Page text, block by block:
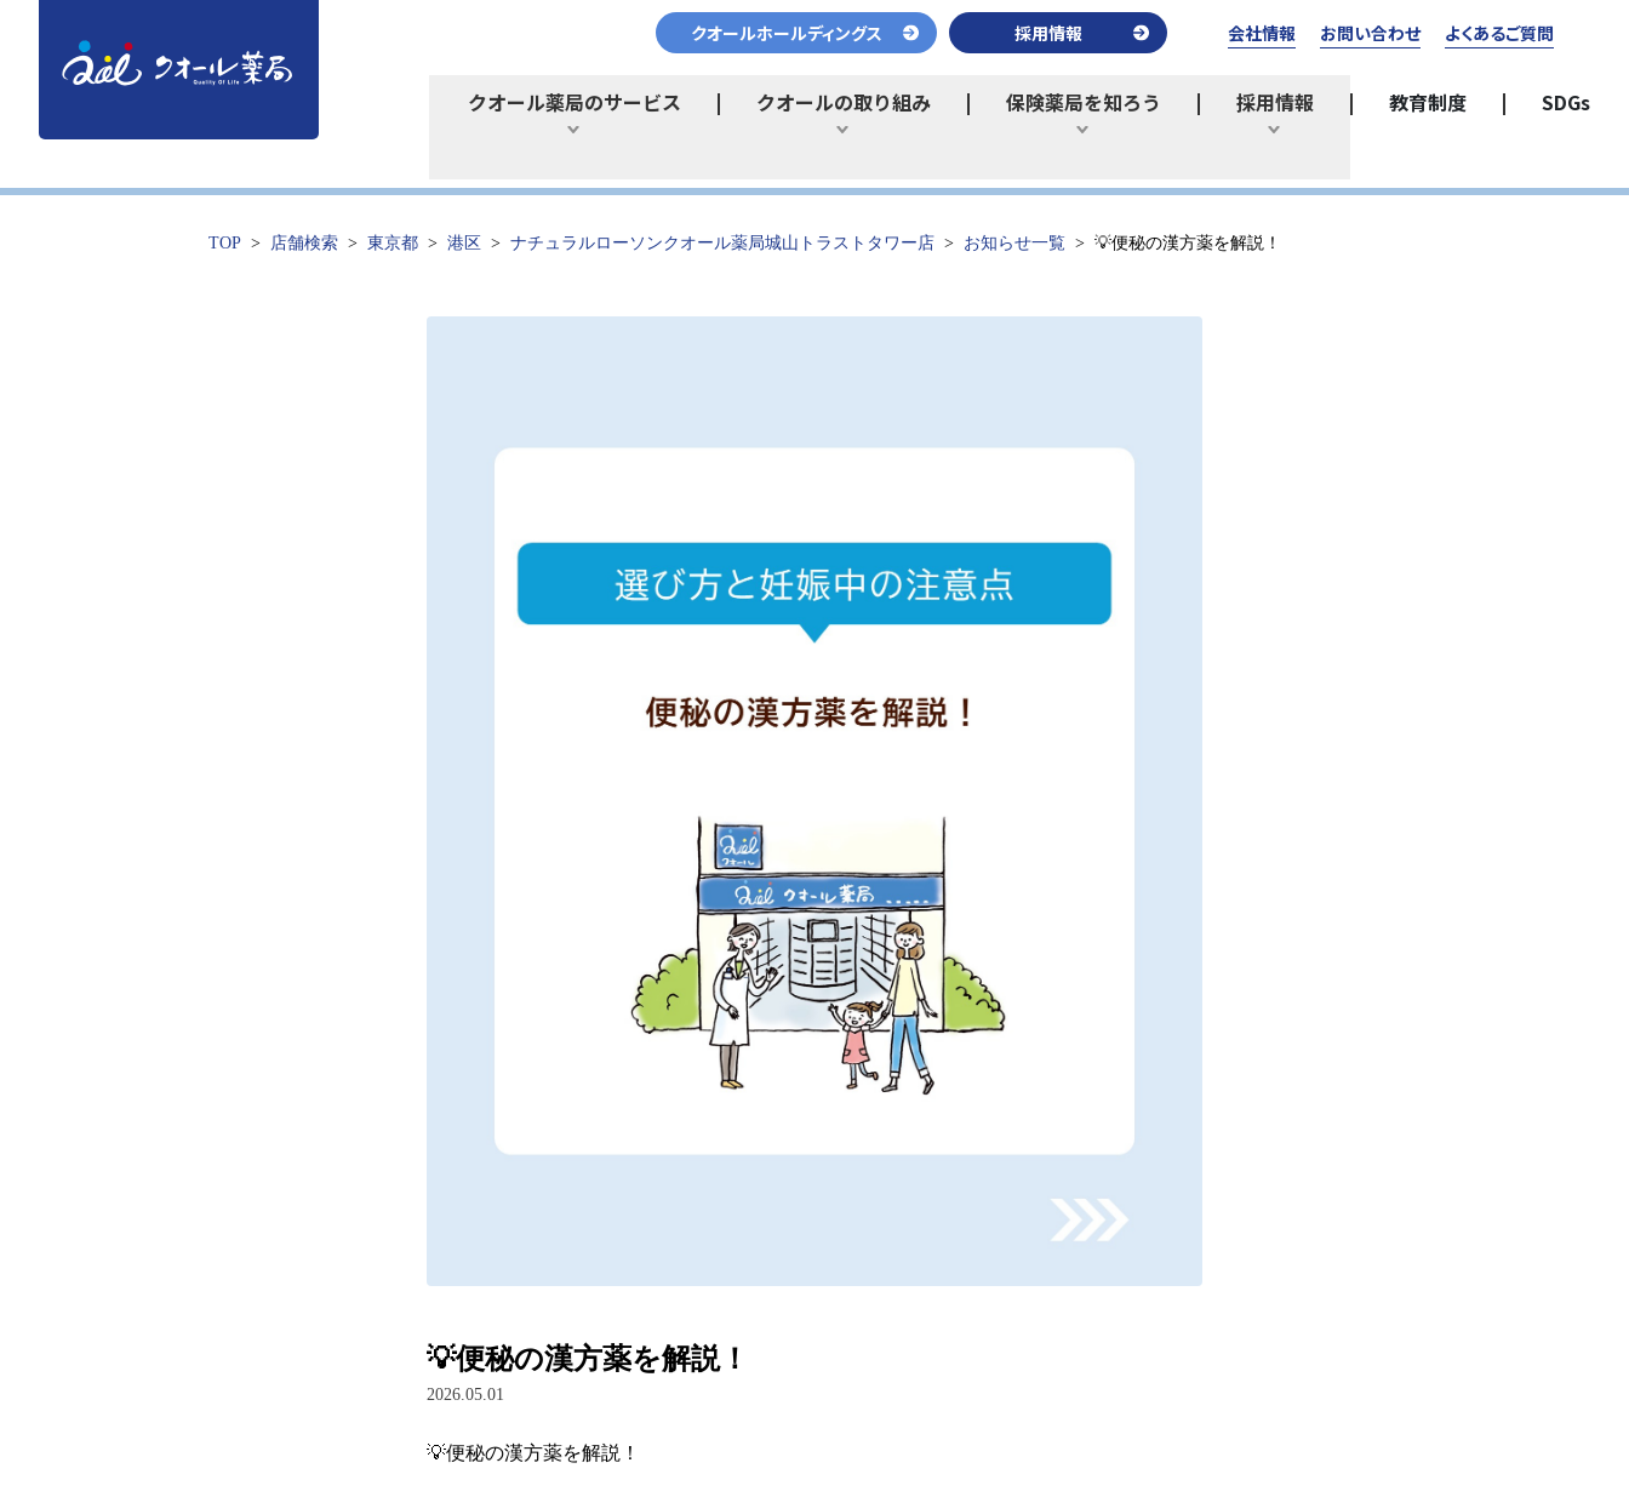
クオール薬局のサービス
ひらく
クオールの取り組み
ひらく
保険薬局を知ろう
ひらく
採用情報
ひらく
教育制度 SDGs
クオールホールディングス 採用情報 会社情報 お問い合わせ よくあるご質問
TOP 店舗検索 東京都 港区 ナチュラルローソンクオール薬局城山トラストタワー店 お知らせ一覧 💡便秘の漢方薬を解説！
💡便秘の漢方薬を解説！
2026.05.01
💡便秘の漢方薬を解説！